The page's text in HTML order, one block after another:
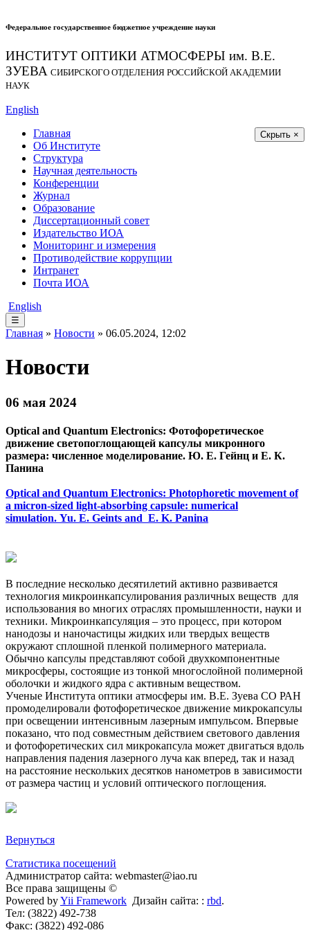
Федеральное государственное бюджетное учреждение науки
ИНСТИТУТ ОПТИКИ АТМОСФЕРЫ им. В.Е.
ЗУЕВА СИБИРСКОГО ОТДЕЛЕНИЯ РОССИЙСКОЙ АКАДЕМИИ
НАУК
English
Скрыть ×
Главная
Об Институте
Структура
Научная деятельность
Конференции
Журнал
Образование
Диссертационный совет
Издательство ИОА
Мониторинг и измерения
Противодействие коррупции
Интранет
Почта ИОА
English
☰
Главная » Новости » 06.05.2024, 12:02
Новости
06 мая 2024
Optical and Quantum Electronics: Фотофоретическое
движение светопоглощающей капсулы микронного
размера: численное моделирование. Ю. Е. Гейнц и Е. К.
Панина
Optical and Quantum Electronics: Photophoretic movement of
a micron-sized light-absorbing capsule: numerical
simulation. Yu. E. Geints and E. K. Panina
В последние несколько десятилетий активно развивается
технология микроинкапсулирования различных веществ для
использования во многих отраслях промышленности, науки и
техники. Микроинкапсуляция – это процесс, при котором
нанодозы и наночастицы жидких или твердых веществ
окружают сплошной пленкой полимерного материала.
Обычно капсулы представляют собой двухкомпонентные
микросферы, состоящие из тонкой многослойной полимерной
оболочки и жидкого ядра с активным веществом.
Ученые Института оптики атмосферы им. В.Е. Зуева СО РАН
промоделировали фотофоретическое движение микрокапсулы
при освещении интенсивным лазерным импульсом. Впервые
показано, что под совместным действием светового давления
и фотофоретических сил микрокапсула может двигаться вдоль
направления падения лазерного луча как вперед, так и назад
на расстояние нескольких десятков нанометров в зависимости
от размера частиц и условий оптического поглощения.
Вернуться
Статистика посещений
Администратор сайта: webmaster@iao.ru
Все права защищены ©
Powered byYii Framework Дизайн сайта: : rbd.
Тел: (3822) 492-738
Факс: (3822) 492-086